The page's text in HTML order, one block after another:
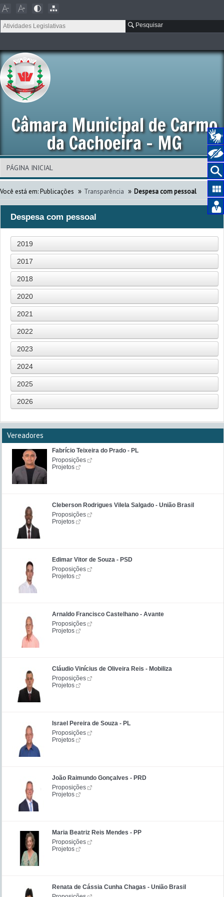
Pesquisar
Câmara Municipal de Carmo
da Cachoeira - MG
Você está em:Publicações » Transparência » Despesa com pessoal
Despesa com pessoal
2019
2017
2018
2020
2021
2022
2023
2024
2025
2026
Vereadores
Fabrício Teixeira do Prado - PL
Proposições
Projetos
Cleberson Rodrigues Vilela Salgado - União Brasil
Proposições
Projetos
Edimar Vitor de Souza - PSD
Proposições
Projetos
Arnaldo Francisco Castelhano - Avante
Proposições
Projetos
Cláudio Vinícius de Oliveira Reis - Mobiliza
Proposições
Projetos
Israel Pereira de Souza - PL
Proposições
Projetos
João Raimundo Gonçalves - PRD
Proposições
Projetos
Maria Beatriz Reis Mendes - PP
Proposições
Projetos
Renata de Cássia Cunha Chagas - União Brasil